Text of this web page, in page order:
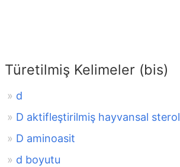
Türetilmiş Kelimeler (bis)
d
D aktifleştirilmiş hayvansal sterol
D aminoasit
d boyutu